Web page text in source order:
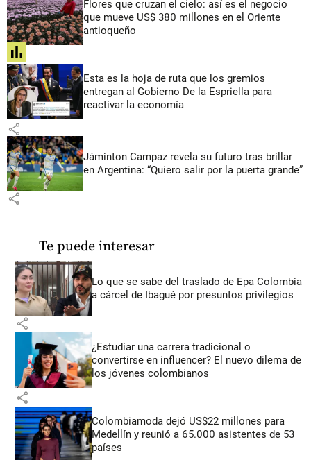
Flores que cruzan el cielo: así es el negocio
que mueve US$ 380 millones en el Oriente
antioqueño
share
Esta es la hoja de ruta que los gremios
entregan al Gobierno De la Espriella para
reactivar la economía
share
Jáminton Campaz revela su futuro tras brillar
en Argentina: “Quiero salir por la puerta grande”
share
Te puede interesar
Lo que se sabe del traslado de Epa Colombia
a cárcel de Ibagué por presuntos privilegios
share
¿Estudiar una carrera tradicional o
convertirse en influencer? El nuevo dilema de
los jóvenes colombianos
share
Colombiamoda dejó US$22 millones para
Medellín y reunió a 65.000 asistentes de 53
países